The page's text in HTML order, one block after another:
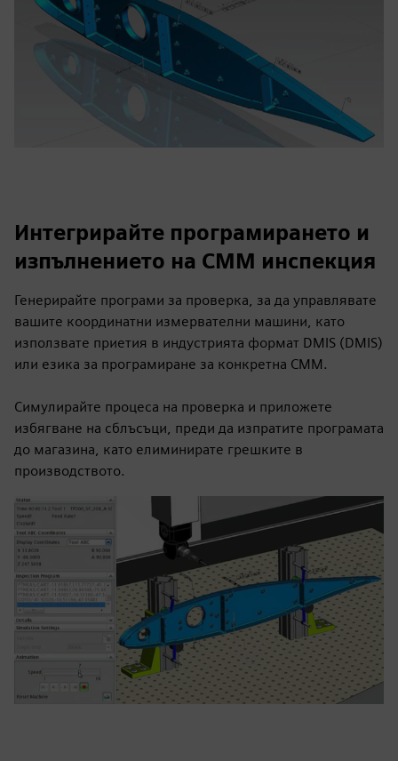
Интегрирайте програмирането и
изпълнението на CMM инспекция
Генерирайте програми за проверка, за да управлявате
вашите координатни измервателни машини, като
използвате приетия в индустрията формат DMIS (DMIS)
или езика за програмиране за конкретна CMM.
Симулирайте процеса на проверка и приложете
избягване на сблъсъци, преди да изпратите програмата
до магазина, като елиминирате грешките в
производството.